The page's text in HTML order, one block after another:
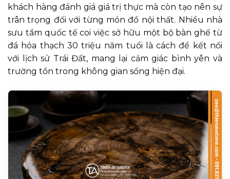
khách hàng đánh giá giá trị thực mà còn tạo nên sự
trân trọng đối với từng món đồ nội thất. Nhiều nhà
sưu tầm quốc tế coi việc sở hữu một bộ bàn ghế từ
đá hóa thạch 30 triệu năm tuổi là cách để kết nối
với lịch sử Trái Đất, mang lại cảm giác bình yên và
trường tồn trong không gian sống hiện đại.